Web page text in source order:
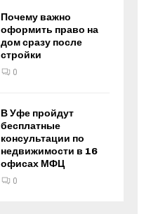
Почему важно
оформить право на
дом сразу после
стройки
0
В Уфе пройдут
бесплатные
консультации по
недвижимости в 16
офисах МФЦ
0